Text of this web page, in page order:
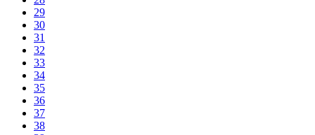
29
30
31
32
33
34
35
36
37
38